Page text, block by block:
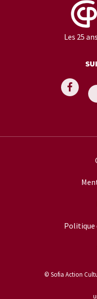
Les 25
Politique
© Sofia Action